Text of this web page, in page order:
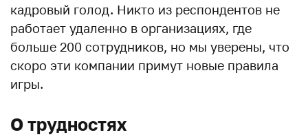
кадровый голод. Никто из респондентов не
работает удаленно в организациях, где
больше 200 сотрудников, но мы уверены, что
скоро эти компании примут новые правила
игры.
О трудностях